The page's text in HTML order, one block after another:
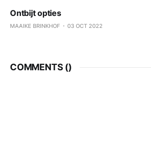
Ontbijt opties
MAAIKE BRINKHOF 03 OCT 2022
COMMENTS ()